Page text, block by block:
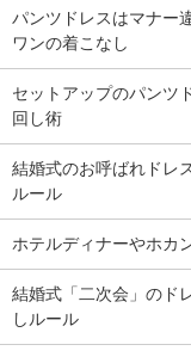
パンツドレスはマナー
ワンの着こなし
セットアップのパンツ
回し術
結婚式のお呼ばれドレ
ルール
ホテルディナーやホカ
結婚式「二次会」のド
しルール